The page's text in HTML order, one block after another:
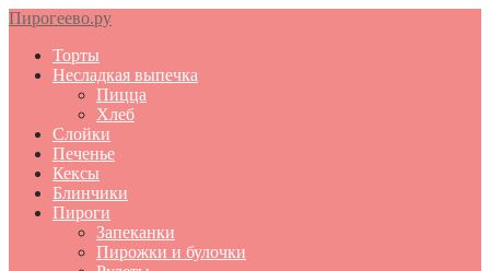
Пирогеево.ру
Торты
Несладкая выпечка
Пицца
Хлеб
Слойки
Печенье
Кексы
Блинчики
Пироги
Запеканки
Пирожки и булочки